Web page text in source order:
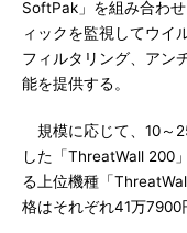
SoftPak」を組み合わ
ィックを監視してウイ
フィルタリング、アン
能を提供する。
規模に応じて、10～
した「ThreatWall 200
る上位機種「
格はそれぞれ41万7900